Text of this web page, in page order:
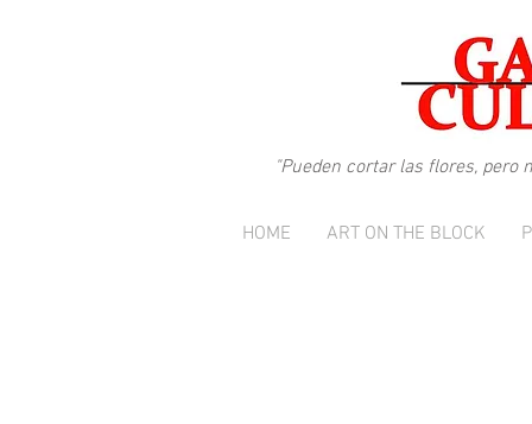
"Pueden cortar las flores, pero
HOME ART ON THE BLOCK